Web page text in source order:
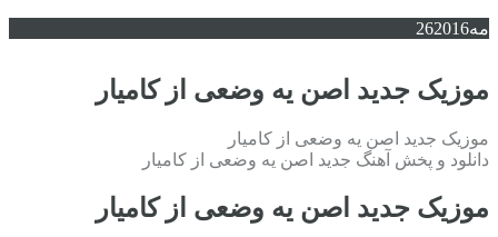
مه 262016
موزیک جدید اصن یه وضعی از کامیار
موزیک جدید اصن یه وضعی از کامیار
دانلود و پخش آهنگ جدید اصن یه وضعی از کامیار
موزیک جدید اصن یه وضعی از کامیار